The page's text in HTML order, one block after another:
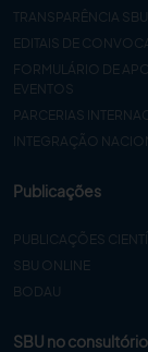
TRANSPARÊNCIA SBU
EDITAIS DE
FORMULÁRIO DE
EVENTOS
PARCERIAS
INTEGRAÇÃO
Publicações
PUBLICAÇÕES
SBU ONLINE
BODAU
SBU no consultório